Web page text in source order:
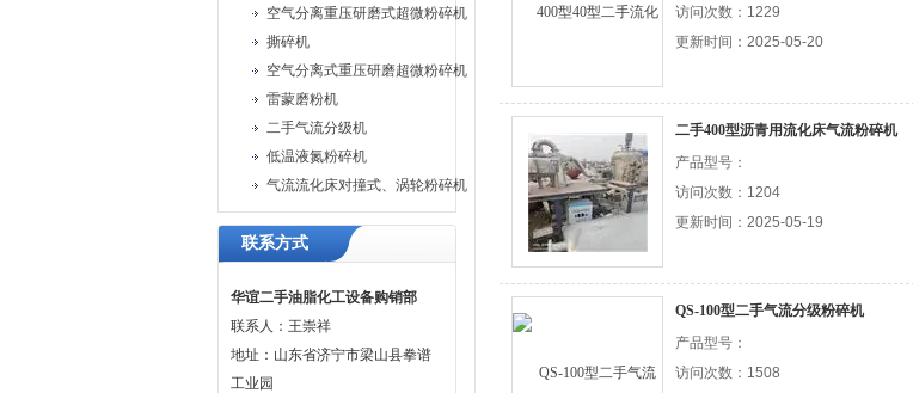
空气分离重压研磨式超微粉碎机
撕碎机
空气分离式重压研磨超微粉碎机
雷蒙磨粉机
二手气流分级机
低温液氮粉碎机
气流流化床对撞式、涡轮粉碎机
联系方式
华谊二手油脂化工设备购销部
联系人：王崇祥
地址：山东省济宁市梁山县拳谱
工业园
访问次数：1229
更新时间：2025-05-20
二手400型沥青用流化床气流粉碎机
产品型号：
访问次数：1204
更新时间：2025-05-19
QS-100型二手气流分级粉碎机
产品型号：
访问次数：1508